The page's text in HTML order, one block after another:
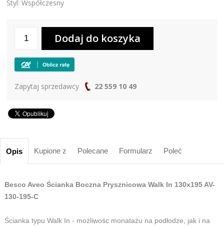
Styl: Współczesny
Zapytaj sprzedawcy 22 559 10 49
Opis Kupione z Polecane Formularz Poleć
Besco Aveo Ścianka Boczna Prysznicowa Walk In 130x195 AV-
130-195-C
Ścianka typu Walk In - możliwośc monatażu na podłodze, jak i na